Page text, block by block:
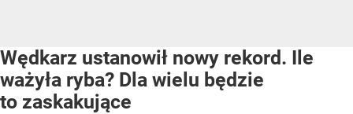
Wędkarz ustanowił nowy rekord. Ile
ważyła ryba? Dla wielu będzie
to zaskakujące